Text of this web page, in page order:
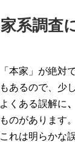
家系調査
「本家」が絶対
もあるので、少
よくある誤解に
ものがあります。
これは明らかな